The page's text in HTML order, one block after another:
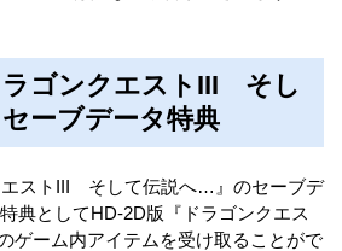
ラゴンクエストIII そし
ーブデータ特典
エストIII そして伝説へ…』のセーブデ
典としてHD-2D版『ドラゴンクエス
ゲーム内アイテムを受け取ることがで